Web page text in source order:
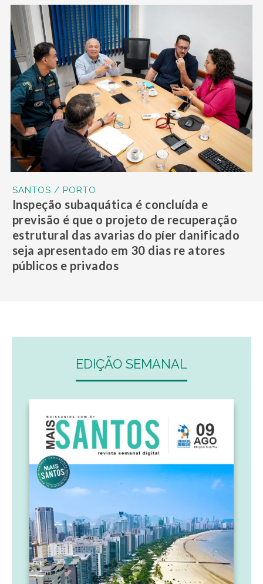
SANTOS / PORTO
Inspeção subaquática é concluída e
previsão é que o projeto de recuperação
estrutural das avarias do píer danificado
seja apresentado em 30 dias re atores
públicos e privados
EDIÇÃO SEMANAL